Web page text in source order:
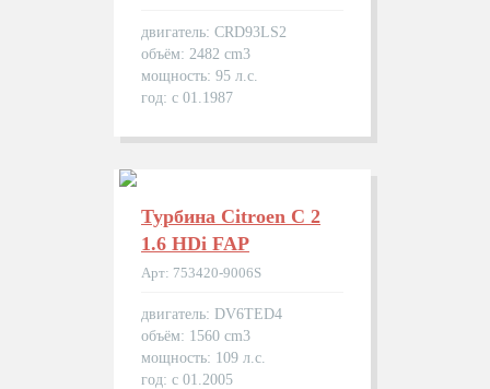
двигатель: CRD93LS2
объём: 2482 cm3
мощность: 95 л.с.
год: с 01.1987
Турбина Citroen C 2
1.6 HDi FAP
Арт: 753420-9006S
двигатель: DV6TED4
объём: 1560 cm3
мощность: 109 л.с.
год: с 01.2005